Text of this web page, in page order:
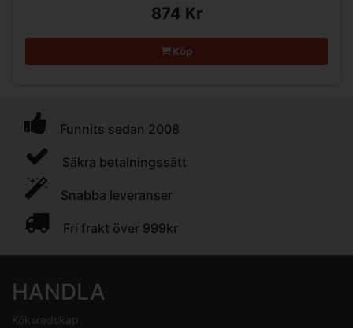
874 Kr
Köp
Funnits sedan 2008
Säkra betalningssätt
Snabba leveranser
Fri frakt över 999kr
HANDLA
Köksredskap